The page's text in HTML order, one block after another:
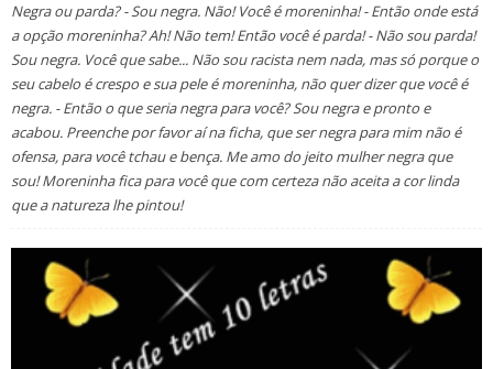
Negra ou parda? - Sou negra. Não! Você é moreninha! - Então onde está
a opção moreninha? Ah! Não tem! Então você é parda! - Não sou parda!
Sou negra. Você que sabe... Não sou racista nem nada, mas só porque o
seu cabelo é crespo e sua pele é moreninha, não quer dizer que você é
negra. - Então o que seria negra para você? Sou negra e pronto e
acabou. Preenche por favor aí na ficha, que ser negra para mim não é
ofensa, para você tchau e bença. Me amo do jeito mulher negra que
sou! Moreninha fica para você que com certeza não aceita a cor linda
que a natureza lhe pintou!